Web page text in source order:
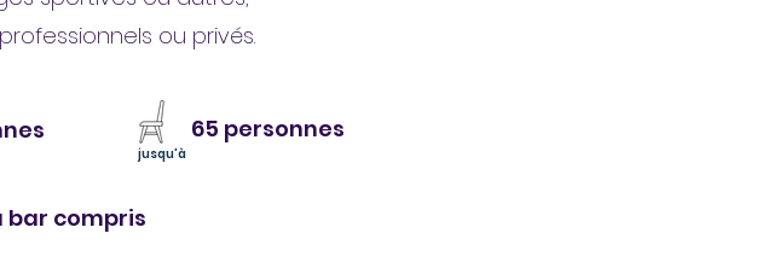
ou privés.
jusqu'à
65 personnes
bar compris